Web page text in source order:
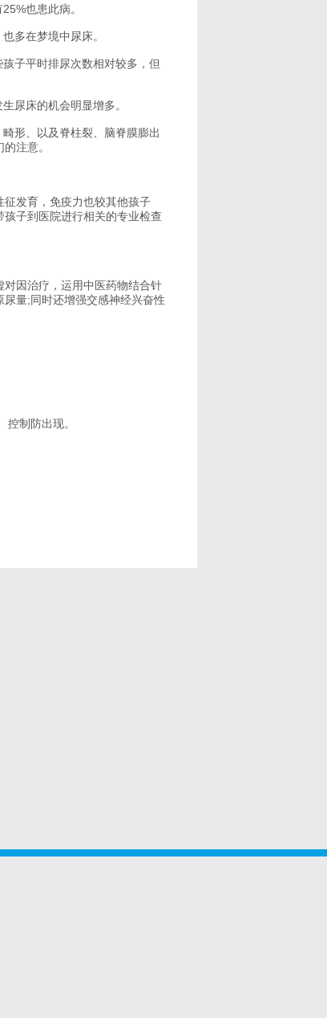
也患此病。
多在梦境中尿床。
子平时排尿次数相对较多，但
尿床的机会明显增多。
形、以及脊柱裂、脑脊膜膨出
注意。
发育，免疫力也较其他孩子
子到医院进行相关的专业检查
因治疗，运用中医药物结合针
量;同时还增强交感神经兴奋性
制防出现。